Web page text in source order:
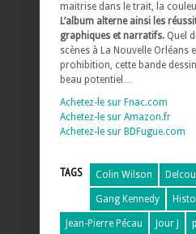
maitrise dans le trait, la
L’album alterne ainsi les
graphiques et narratifs. Quel
scènes à La Nouvelle Orléans
prohibition, cette bande
beau potentiel…
Achetez-le sur Fnac.com
Achetez-le sur Amazon.fr
Achetez-le sur BDFugue.com
TAGS Colin Wilson
Gang Kennedy
Jean-Pierre Pécau Jour J